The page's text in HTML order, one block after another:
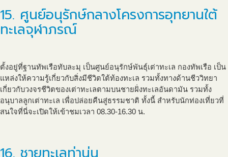
15. ศูนย์อนุรักษ์กลางโครงการอุทยานใต้
ทะเลจุฬาภรณ์
ตั้งอยู่ที่ฐานทัพเรือทับละมุ เป็นศูนย์อนุรักษ์พันธุ์เต่าทะเล กองทัพเรือ เป็น
แหล่งให้ความรู้เกี่ยวกับสิ่งมีชีวิตใต้ท้องทะเล รวมทั้งทางด้านชีววิทยา
เกี่ยวกับวงจรชีวิตของเต่าทะเลตามบนชายฝั่งทะเลอันดามัน รวมทั้ง
อนุบาลลูกเต่าทะเล เพื่อปล่อยคืนสู่ธรรมชาติ ทั้งนี้ สำหรับนักท่องเที่ยวที่
สนใจที่นี่จะเปิดให้เข้าชมเวลา 08.30-16.30 น.